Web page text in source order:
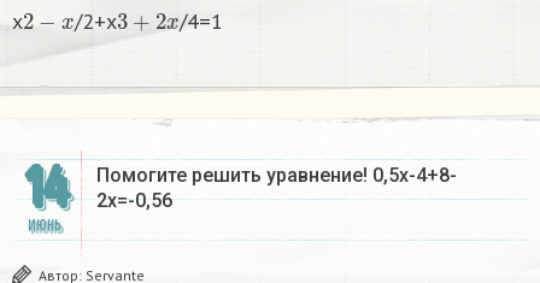
x2 /2+x3 x /4=1
14
ИЮНЬ
Помогите решить уравнение! 0,5x-4+8-
2x=-0,56
Автор: Servante